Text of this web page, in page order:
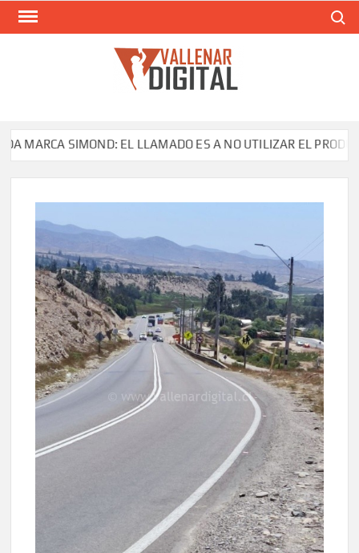
Saltar
SIMOND: EL LLAMADO ES A NO UTILIZAR EL PRODUCTO